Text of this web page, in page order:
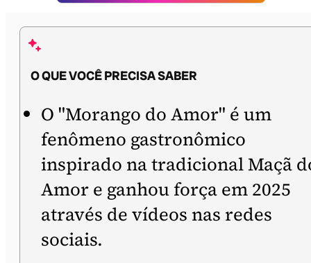
O QUE VOCÊ PRECISA SABER
O "Morango do Amor" é um
fenômeno gastronômico
inspirado na tradicional Maçã
Amor e ganhou força em 2025
através de vídeos nas redes
sociais.